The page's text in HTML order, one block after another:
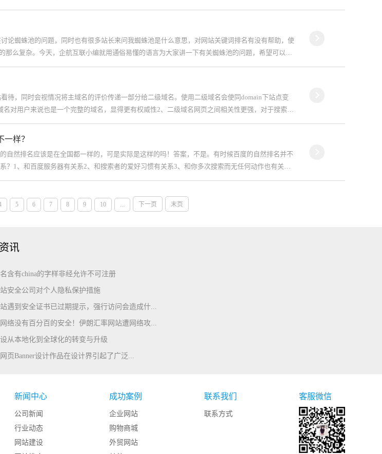
论蜘蛛池的问题，同时也有很多站长来问我蜘蛛池是什么意思，对网站关键词排名有没有帮助，使
么复杂。今天，企航互联小编就用通俗易懂的语言为大家讲一下有关蜘蛛池的问题，希望可以帮
待，同时会视情况将主域名的评价传递一部分给二级域名。使用二级域名会使同domain下站点变
对用户来说也是一个完整的域名，显得更有权威性2、二级域名网页之间相关性更强，对于搜索引
样？
自然排名应该是在全国都一样的，可是实际是这样的吗！答案，不是。有时候百度的自然排名并不
？1、和百度服务器有关系2、和搜索者的爱好习惯有关系3、和你多次搜索而无任何动作也有关
5 6 7 8 9 10 ... 下一页 末页
讯
含有china的字样非经允许不可注册
安全公司对个人隐私保护措施
遇到安全证书已过期提示，强行访问会造成什...
络没有百分百的安全！伊朗汇率网站遭网络攻...
从本地化到全球化的转变与升级
页Banner设计作品在设计界引起了广泛...
新闻中心
公司新闻
行业动态
网站建设
成功案例
企业网站
购物商城
外贸网站
联系我们
联系方式
客服微信